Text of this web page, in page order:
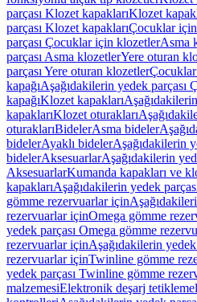
parçası Klozet kapaklarıKlozet
parçası Klozet kapaklarıÇocuklar
parçası Çocuklar için klozetlerAsma
parçası Asma klozetlerYere oturan
parçası Yere oturan klozetler
kapağıAşağıdakilerin yedek parçası
kapağıKlozet kapakları
kapaklarıKlozet oturakları
oturaklarıBidelerAsma bideler
bidelerAyaklı bidelerAşağıdakilerin
bidelerAksesuarlarAşağıdakilerin
AksesuarlarKumanda kapakları ve
kapaklarıAşağıdakilerin yedek
gömme rezervuarlar için
rezervuarlar içinOmega gömme
yedek parçası Omega gömme
rezervuarlar içinAşağıdakilerin
rezervuarlar içinTwinline gömme
yedek parçası Twinline gömme
malzemesiElektronik deşarj